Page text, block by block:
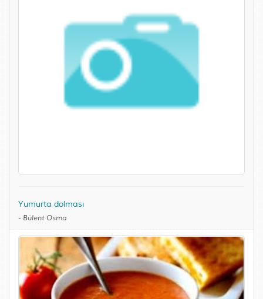
Yumurta dolması
- Bülent Osma